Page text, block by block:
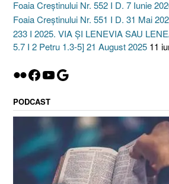
Foaia Creștinului Nr. 552 I D. 7 Iunie
Foaia Creștinului Nr. 551 I D. 31 Mai
233 I 2025. VIA ȘI LENEVIA SAU
5.7 I 2 Petru 1.3-5] 21 August 2025 11
Flickr
Facebook
YouTube
Google
PODCAST